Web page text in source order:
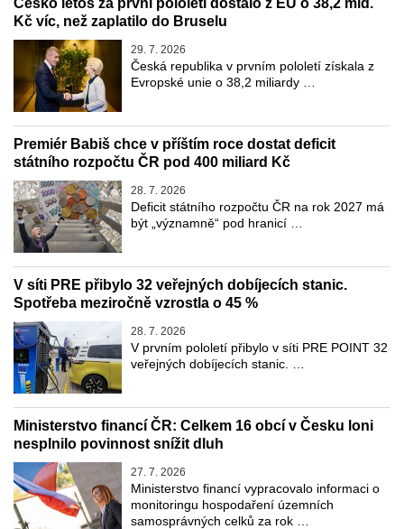
Kč víc, než zaplatilo do Bruselu
29. 7. 2026
Česká republika v prvním pololetí získala z
Evropské unie o 38,2 miliardy …
Premiér Babiš chce v příštím roce dostat deficit
státního rozpočtu ČR pod 400 miliard Kč
28. 7. 2026
Deficit státního rozpočtu ČR na rok 2027 má
být „významně“ pod hranicí …
V síti PRE přibylo 32 veřejných dobíjecích stanic.
Spotřeba meziročně vzrostla o 45 %
28. 7. 2026
V prvním pololetí přibylo v síti PRE POINT 32
veřejných dobíjecích stanic. …
Ministerstvo financí ČR: Celkem 16 obcí v Česku loni
nesplnilo povinnost snížit dluh
27. 7. 2026
Ministerstvo financí vypracovalo informaci o
monitoringu hospodaření územních
samosprávných celků za rok …